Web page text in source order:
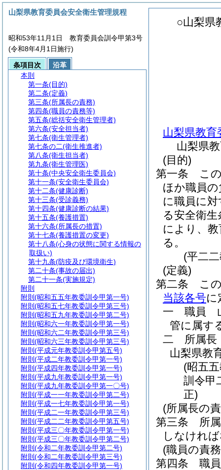
○山梨県
山梨県教育
山梨県
(目的)
第一条
こ
ほか職員
に職員に
る安全衛
により、
る。
(平二
(定義)
第二条
こ
当該各号に
一
職員
管に属す
二
所属
山梨県教
(昭五
訓令甲
正)
(所属長の
第三条
所
しなけれ
(職員の責
第四条
職
山梨県教育委員会安全衛生管理規程
昭和53年11月1日 教育委員会訓令甲第3号
(令和8年4月1日施行)
条項目次
沿革
本則
第一条(目的)
第二条(定義)
第三条(所属長の責務)
第四条(職員の責務等)
第五条(総括安全衛生管理者)
第六条(安全担当者)
第七条(衛生管理者)
第七条の二(衛生推進者)
第八条(衛生担当者)
第九条(衛生管理医)
第十条(中央安全衛生委員会)
第十一条(安全衛生委員会)
第十二条(健康診断)
第十三条(受診義務)
第十四条(健康診断の結果)
第十五条(養護措置)
第十六条(所属長の措置)
第十七条(養護措置の変更)
第十八条(心身の状態に関する情報の
取扱い)
第十九条(防疫及び環境衛生)
第二十条(事故の届出)
第二十一条(実施規定)
附則
附則 (昭和五五年教委訓令甲第一号)
附則 (昭和五七年教委訓令甲第三号)
附則 (昭和五九年教委訓令甲第二号)
附則 (昭和六一年教委訓令甲第一号)
附則 (昭和六二年教委訓令甲第三号)
附則 (昭和六三年教委訓令甲第三号)
附則 (平成元年教委訓令甲第五号)
附則 (平成二年教委訓令甲第一号)
附則 (平成四年教委訓令甲第一号)
附則 (平成九年教委訓令甲第一号)
附則 (平成九年教委訓令甲第一〇号)
附則 (平成一一年教委訓令甲第二号)
附則 (平成一七年教委訓令甲第一号)
附則 (平成二一年教委訓令甲第三号)
附則 (平成二二年教委訓令甲第五号)
附則 (平成三〇年教委訓令甲第一号)
附則 (平成三〇年教委訓令甲第二号)
附則 (令和二年教委訓令甲第二号)
附則 (令和二年教委訓令甲第三号)
附則 (令和四年教委訓令甲第一号)